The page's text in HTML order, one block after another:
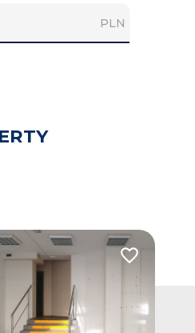
PLN
Dodaj do